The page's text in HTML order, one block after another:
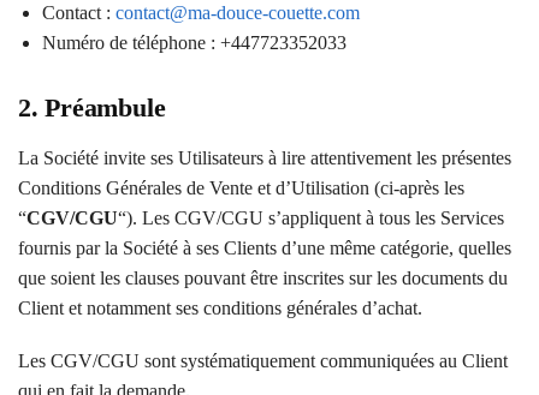
Contact : contact@ma-douce-couette.com
Numéro de téléphone : +447723352033
2. Préambule
La Société invite ses Utilisateurs à lire attentivement les présentes
Conditions Générales de Vente et d’Utilisation (ci-après les
“CGV/CGU“). Les CGV/CGU s’appliquent à tous les Services
fournis par la Société à ses Clients d’une même catégorie, quelles
que soient les clauses pouvant être inscrites sur les documents du
Client et notamment ses conditions générales d’achat.
Les CGV/CGU sont systématiquement communiquées au Client